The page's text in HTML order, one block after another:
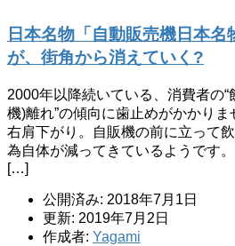
日本名物「自動販売機日本名
が、街角から消えていく?
2000年以降続いている、消費者の“
機)離れ”の傾向に歯止めがかかり
右肩下がり。自販機の前に立って
為自体が減ってきているようです
[…]
公開済み: 2018年7月1日
更新: 2019年7月2日
作成者: Yagami